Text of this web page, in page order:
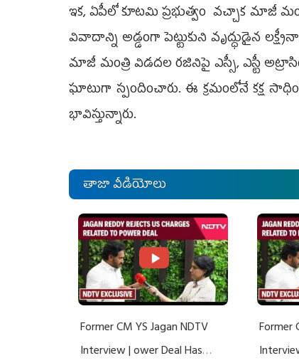
ఇక, ఏపీలో కూటమి ప్రభుత్వం వచ్చాక మాజీ
వివాదాన్ని అడ్డంగా పెట్టుకుని వృద్ధుడైన
మాజీ మంత్రి విడదల రజినిపై ఎస్సీ, ఎస్టీ
ఘాటుగా స్పందించారు. ఈ క్రమంలోనే కక్ష
భావిస్తున్నారు.
తాజా వీడియోలు
Former CM YS Jagan NDTV
Interview | ower Deal Has
Former